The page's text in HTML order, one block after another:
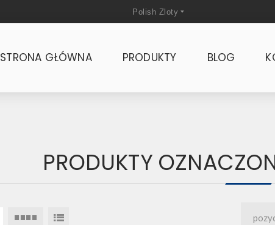
STRONA GŁÓWNA PRODUKTY BLOG
PRODUKTY